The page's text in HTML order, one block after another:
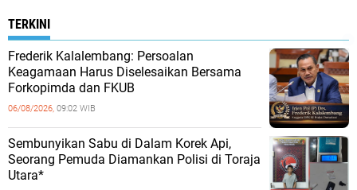
TERKINI
Frederik Kalalembang: Persoalan
Keagamaan Harus Diselesaikan Bersama
Forkopimda dan FKUB
06/08/2026, 09:02 WIB
Sembunyikan Sabu di Dalam Korek Api,
Seorang Pemuda Diamankan Polisi di Toraja
Utara*